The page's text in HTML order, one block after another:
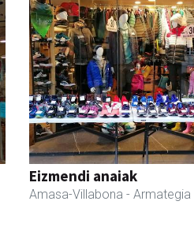
Eizmendi anaiak
Amasa-Villabona - Armategia